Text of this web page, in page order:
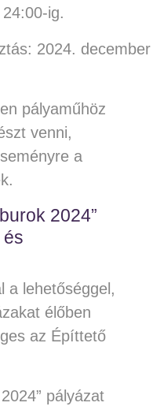
ig.
2024. december
pályaműhöz
venni,
a
2024”
a lehetőséggel,
élőben
az Építtető
pályázat